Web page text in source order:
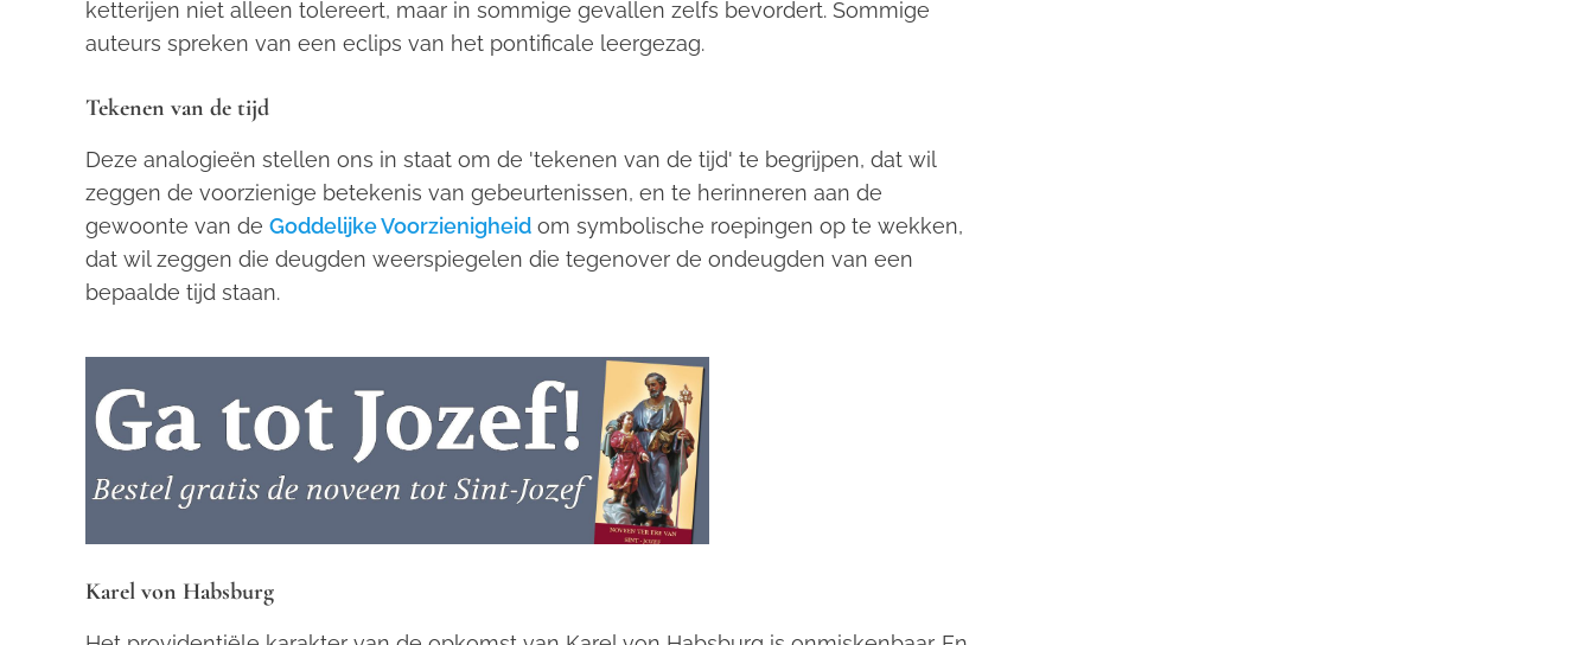
ketterijen niet alleen tolereert, maar in sommige gevallen zelfs bevordert. Sommige
auteurs spreken van een eclips van het pontificale leergezag.
Tekenen van de tijd
Deze analogieën stellen ons in staat om de 'tekenen van de tijd' te begrijpen, dat wil
zeggen de voorzienige betekenis van gebeurtenissen, en te herinneren aan de
gewoonte van de Goddelijke Voorzienigheid om symbolische roepingen op te wekken,
dat wil zeggen die deugden weerspiegelen die tegenover de ondeugden van een
bepaalde tijd staan.
Karel von Habsburg